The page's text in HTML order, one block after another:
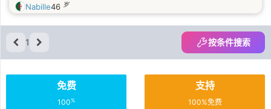
Nabille46 岁
1 按条件搜索
免费
100%
支持
100%免费